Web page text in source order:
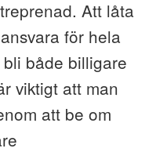
Att låta
för hela
både billigare
viktigt att man
att be om